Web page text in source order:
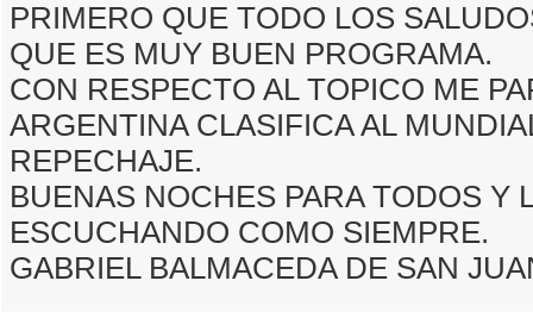
PRIMERO QUE TODO LOS
QUE ES MUY BUEN PROGRAMA.
CON RESPECTO AL TOPICO ME
ARGENTINA CLASIFICA AL
REPECHAJE.
BUENAS NOCHES PARA TODOS Y
ESCUCHANDO COMO SIEMPRE.
GABRIEL BALMACEDA DE SAN